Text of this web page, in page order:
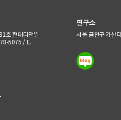
호 현대티앤알
5075 / E.
연구소
서울 금천구 가산